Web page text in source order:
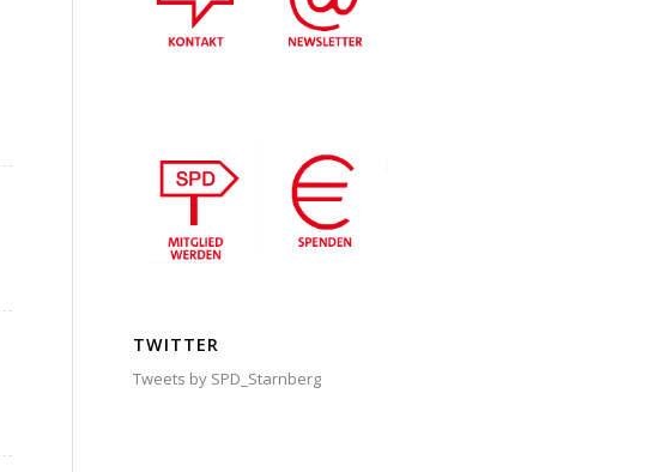
TWITTER
Tweets by SPD_Starnberg